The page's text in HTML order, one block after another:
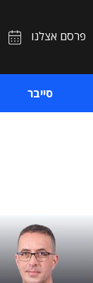
פרסם אצלנו
סייבר